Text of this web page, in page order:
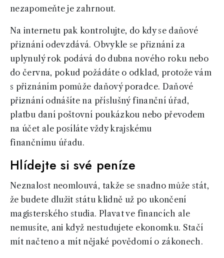
nezapomeňte je zahrnout.
Na internetu pak kontrolujte, do kdy se daňové
přiznání odevzdává. Obvykle se přiznání za
uplynulý rok podává do dubna nového roku nebo
do června, pokud požádáte o odklad, protože vám
s přiznáním pomůže daňový poradce. Daňové
přiznání odnášíte na příslušný finanční úřad,
platbu daní poštovní poukázkou nebo převodem
na účet ale posíláte vždy krajskému
finančnímu úřadu.
Hlídejte si své peníze
Neznalost neomlouvá, takže se snadno může stát,
že budete dlužit státu klidně už po ukončení
magisterského studia. Plavat ve financích ale
nemusíte, ani když nestudujete ekonomku. Stačí
mít načteno a mít nějaké povědomí o zákonech.